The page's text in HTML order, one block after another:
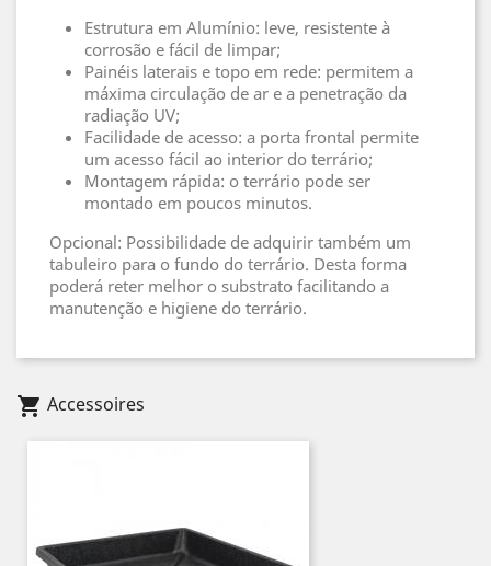
Estrutura em Alumínio: leve, resistente à
corrosão e fácil de limpar;
Painéis laterais e topo em rede: permitem a
máxima circulação de ar e a penetração da
radiação UV;
Facilidade de acesso: a porta frontal permite
um acesso fácil ao interior do terrário;
Montagem rápida: o terrário pode ser
montado em poucos minutos.
Opcional: Possibilidade de adquirir também um
tabuleiro para o fundo do terrário. Desta forma
poderá reter melhor o substrato facilitando a
manutenção e higiene do terrário.
shopping_cart Accessoires